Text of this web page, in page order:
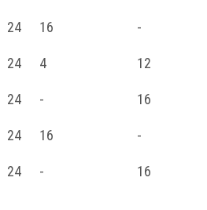
24 16 -
24 4 12
24 - 16
24 16 -
24 - 16